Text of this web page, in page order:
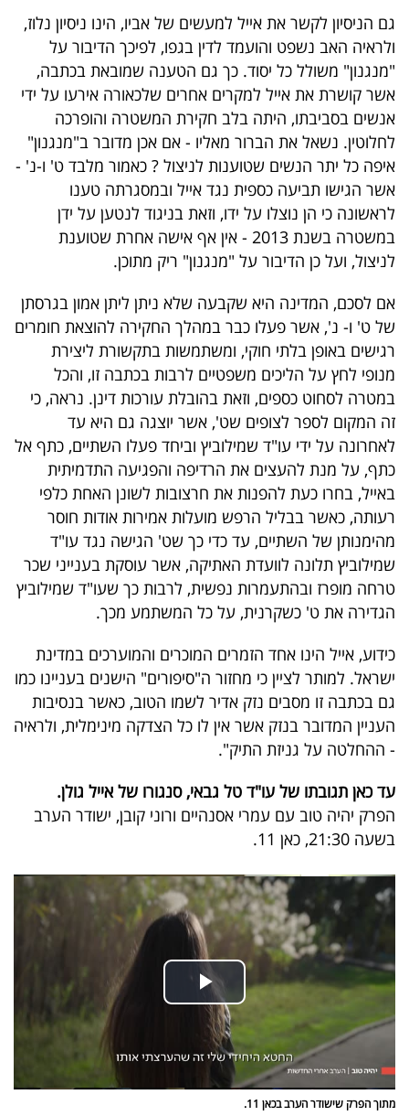
גם הניסיון לקשר את אייל למעשים של אביו, הינו ניסיון נלוז,
ולראיה האב נשפט והועמד לדין בגפו, לפיכך הדיבור על
"מנגנון" משולל כל יסוד. כך גם הטענה שמובאת בכתבה,
אשר קושרת את אייל למקרים אחרים שלכאורה אירעו על ידי
אנשים בסביבתו, היתה בלב חקירת המשטרה והופרכה
לחלוטין. נשאל את הברור מאליו - אם אכן מדובר ב"מנגנון"
איפה כל יתר הנשים שטוענות לניצול ? כאמור מלבד ט' ו-נ' -
אשר הגישו תביעה כספית נגד אייל ובמסגרתה טענו
לראשונה כי הן נוצלו על ידו, וזאת בניגוד לנטען על ידן
במשטרה בשנת 2013 - אין אף אישה אחרת שטוענת
לניצול, ועל כן הדיבור על "מנגנון" ריק מתוכן.
אם לסכם, המדינה היא שקבעה שלא ניתן ליתן אמון בגרסתן
של ט' ו- נ', אשר פעלו כבר במהלך החקירה להוצאת חומרים
רגישים באופן בלתי חוקי, ומשתמשות בתקשורת ליצירת
מנופי לחץ על הליכים משפטיים לרבות בכתבה זו, והכל
במטרה לסחוט כספים, וזאת בהובלת עורכות דינן. נראה, כי
זה המקום לספר לצופים שט', אשר יוצגה גם היא עד
לאחרונה על ידי עו"ד שמילוביץ וביחד פעלו השתיים, כתף אל
כתף, על מנת להעצים את הרדיפה והפגיעה התדמיתית
באייל, בחרו כעת להפנות את חרצובות לשונן האחת כלפי
רעותה, כאשר בבליל הרפש מועלות אמירות אודות חוסר
מהימנותן של השתיים, עד כדי כך שט' הגישה נגד עו"ד
שמילוביץ תלונה לוועדת האתיקה, אשר עוסקת בענייני שכר
טרחה מופרז ובהתעמרות נפשית, לרבות כך שעו"ד שמילוביץ
הגדירה את ט' כשקרנית, על כל המשתמע מכך.
כידוע, אייל הינו אחד הזמרים המוכרים והמוערכים במדינת
ישראל. למותר לציין כי מחזור ה"סיפורים" הישנים בעניינו כמו
גם בכתבה זו מסבים נזק אדיר לשמו הטוב, כאשר בנסיבות
העניין המדובר בנזק אשר אין לו כל הצדקה מינימלית, ולראיה
- ההחלטה על גניזת התיק".
עד כאן תגובתו של עו"ד טל גבאי, סנגורו של אייל גולן.
הפרק יהיה טוב עם עמרי אסנהיים ורוני קובן, ישודר הערב
בשעה 21:30, כאן 11.
מתוך הפרק שישודר הערב בכאן 11.